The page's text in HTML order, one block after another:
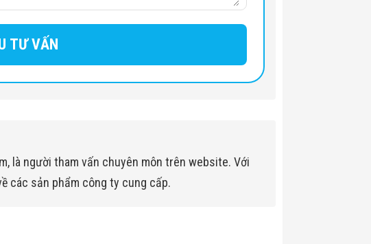
là người tham vấn chuyên môn trên website. Với
các sản phẩm công ty cung cấp.